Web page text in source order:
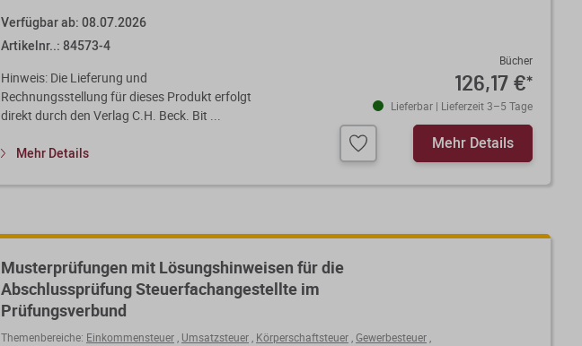
Verfügbar ab: 08.07.2026
Artikelnr..: 84573-4
Hinweis: Die Lieferung und
Rechnungsstellung für dieses Produkt erfolgt
direkt durch den Verlag C.H. Beck. Bit ...
Mehr Details
Bücher
126,17 €*
Lieferbar | Lieferzeit 3–5 Tage
Mehr Details
Musterprüfungen mit Lösungshinweisen für die
Abschlussprüfung Steuerfachangestellte im
Prüfungsverbund
Themenbereiche: Einkommensteuer, Umsatzsteuer, Körperschaftsteuer, Gewerbesteuer,